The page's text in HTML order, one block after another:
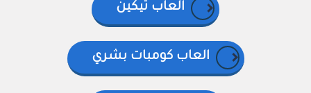
العاب تيكين
العاب كومبات بشري